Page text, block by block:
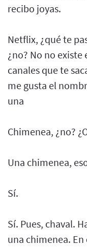
recibo joyas.
Netflix, ¿qué te
¿no? No no existe
canales que te
me gusta el
una
Chimenea, ¿no?
Una chimenea,
Sí.
Sí. Pues, chaval.
una chimenea.